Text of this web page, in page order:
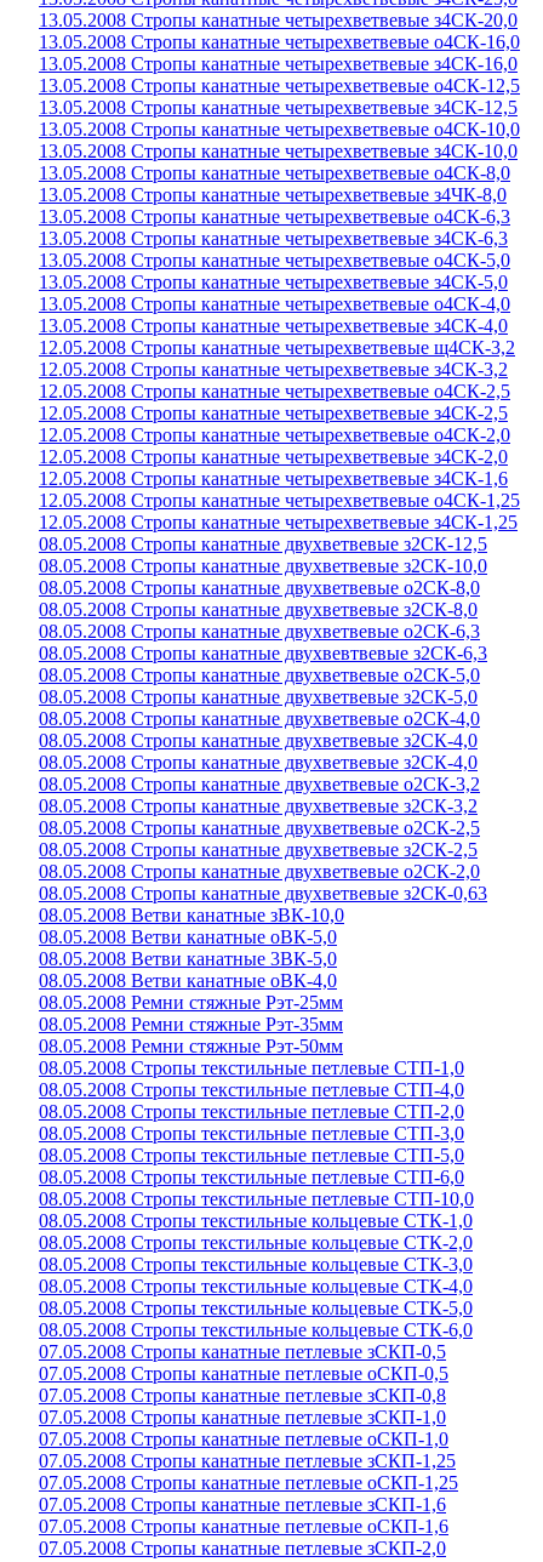
13.05.2008 Стропы канатные четырехветвевые з4СК-20,0
13.05.2008 Стропы канатные четырехветвевые о4СК-16,0
13.05.2008 Стропы канатные четырехветвевые з4СК-16,0
13.05.2008 Стропы канатные четырехветвевые о4СК-12,5
13.05.2008 Стропы канатные четырехветвевые з4СК-12,5
13.05.2008 Стропы канатные четырехветвевые о4СК-10,0
13.05.2008 Стропы канатные четырехветвевые з4СК-10,0
13.05.2008 Стропы канатные четырехветвевые о4СК-8,0
13.05.2008 Стропы канатные четырехветвевые з4ЧК-8,0
13.05.2008 Стропы канатные четырехветвевые о4СК-6,3
13.05.2008 Стропы канатные четырехветвевые з4СК-6,3
13.05.2008 Стропы канатные четырехветвевые о4СК-5,0
13.05.2008 Стропы канатные четырехветвевые з4СК-5,0
13.05.2008 Стропы канатные четырехветвевые о4СК-4,0
13.05.2008 Стропы канатные четырехветвевые з4СК-4,0
12.05.2008 Стропы канатные четырехветвевые щ4СК-3,2
12.05.2008 Стропы канатные четырехветвевые з4СК-3,2
12.05.2008 Стропы канатные четырехветвевые о4СК-2,5
12.05.2008 Стропы канатные четырехветвевые з4СК-2,5
12.05.2008 Стропы канатные четырехветвевые о4СК-2,0
12.05.2008 Стропы канатные четырехветвевые з4СК-2,0
12.05.2008 Стропы канатные четырехветвевые з4СК-1,6
12.05.2008 Стропы канатные четырехветвевые о4СК-1,25
12.05.2008 Стропы канатные четырехветвевые з4СК-1,25
08.05.2008 Стропы канатные двухветвевые з2СК-12,5
08.05.2008 Стропы канатные двухветвевые з2СК-10,0
08.05.2008 Стропы канатные двухветвевые о2СК-8,0
08.05.2008 Стропы канатные двухветвевые з2СК-8,0
08.05.2008 Стропы канатные двухветвевые о2СК-6,3
08.05.2008 Стропы канатные двухвевтвевые з2СК-6,3
08.05.2008 Стропы канатные двухветвевые о2СК-5,0
08.05.2008 Стропы канатные двухветвевые з2СК-5,0
08.05.2008 Стропы канатные двухветвевые о2СК-4,0
08.05.2008 Стропы канатные двухветвевые з2СК-4,0
08.05.2008 Стропы канатные двухветвевые з2СК-4,0
08.05.2008 Стропы канатные двухветвевые о2СК-3,2
08.05.2008 Стропы канатные двухветвевые з2СК-3,2
08.05.2008 Стропы канатные двухветвевые о2СК-2,5
08.05.2008 Стропы канатные двухветвевые з2СК-2,5
08.05.2008 Стропы канатные двухветвевые о2СК-2,0
08.05.2008 Стропы канатные двухветвевые з2СК-0,63
08.05.2008 Ветви канатные зВК-10,0
08.05.2008 Ветви канатные оВК-5,0
08.05.2008 Ветви канатные 3ВК-5,0
08.05.2008 Ветви канатные оВК-4,0
08.05.2008 Ремни стяжные Рэт-25мм
08.05.2008 Ремни стяжные Рэт-35мм
08.05.2008 Ремни стяжные Рэт-50мм
08.05.2008 Стропы текстильные петлевые СТП-1,0
08.05.2008 Стропы текстильные петлевые СТП-4,0
08.05.2008 Стропы текстильные петлевые СТП-2,0
08.05.2008 Стропы текстильные петлевые СТП-3,0
08.05.2008 Стропы текстильные петлевые СТП-5,0
08.05.2008 Стропы текстильные петлевые СТП-6,0
08.05.2008 Стропы текстильные петлевые СТП-10,0
08.05.2008 Стропы текстильные кольцевые СТК-1,0
08.05.2008 Стропы текстильные кольцевые СТК-2,0
08.05.2008 Стропы текстильные кольцевые СТК-3,0
08.05.2008 Стропы текстильные кольцевые СТК-4,0
08.05.2008 Стропы текстильные кольцевые СТК-5,0
08.05.2008 Стропы текстильные кольцевые СТК-6,0
07.05.2008 Стропы канатные петлевые зСКП-0,5
07.05.2008 Стропы канатные петлевые оСКП-0,5
07.05.2008 Стропы канатные петлевые зСКП-0,8
07.05.2008 Стропы канатные петлевые зСКП-1,0
07.05.2008 Стропы канатные петлевые оСКП-1,0
07.05.2008 Стропы канатные петлевые зСКП-1,25
07.05.2008 Стропы канатные петлевые оСКП-1,25
07.05.2008 Стропы канатные петлевые зСКП-1,6
07.05.2008 Стропы канатные петлевые оСКП-1,6
07.05.2008 Стропы канатные петлевые зСКП-2,0